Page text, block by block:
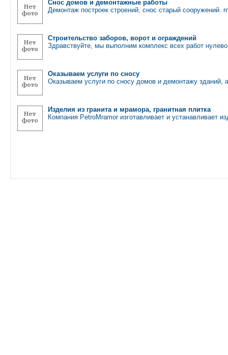
Снос домов и демонтажные работы
Демонтаж построек строений, снос старый
Строительство заборов, ворот и ограждений
Здравствуйте, мы выполним комплекс всех работ
Оказываем услуги по сносу
Оказываем услуги по сносу домов и демонтажу зданий,
Изделия из гранита и мрамора, гранитная плитка
Компания PetroMramor изготавливает и устанавливает